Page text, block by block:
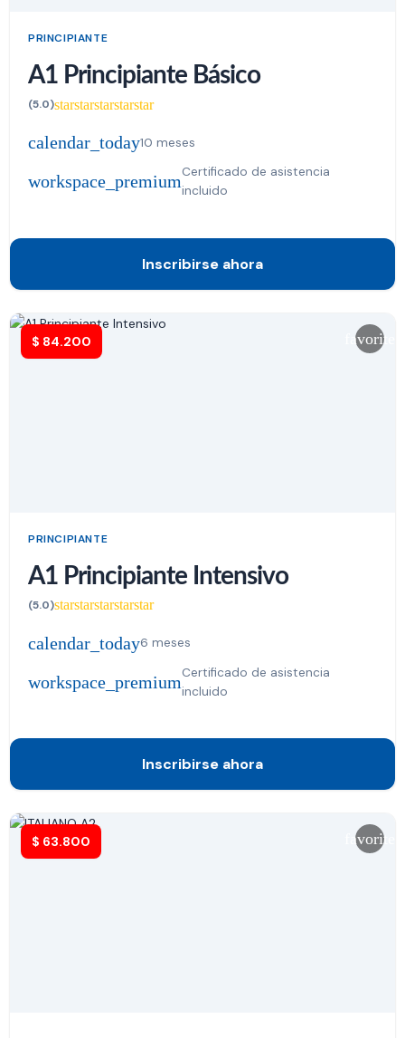
PRINCIPIANTE
A1 Principiante Básico
(5.0)starstarstarstarstar
calendar_today10 meses
workspace_premiumCertificado de asistencia
incluido
Inscribirse ahora
$ 84.200 favorite
PRINCIPIANTE
A1 Principiante Intensivo
(5.0)starstarstarstarstar
calendar_today6 meses
workspace_premiumCertificado de asistencia
incluido
Inscribirse ahora
$ 63.800 favorite